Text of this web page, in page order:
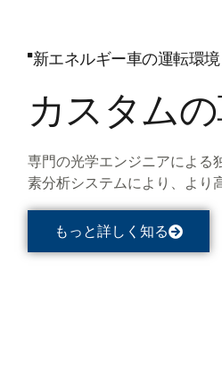
新エネルギー車の運転環
カスタム
専門の光学エンジニアによる
素分析システムにより、より
もっと詳しく知る